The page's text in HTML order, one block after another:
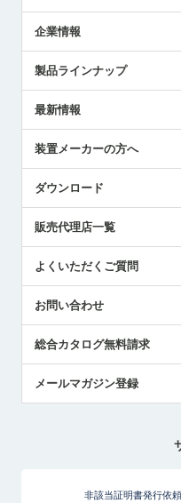
企業情報
ごあいさつ
受賞履歴
採用情報
国/地域/言語
製品ラインナップ
ツールセッタ製品
エアマイクロセンサ製品
最新情報
メトロールの技術
社員ブログ
中小企業のBCP地震対策
センサのテクニカルガイド
社長ブログ
装置メーカーの方へ
ダウンロード
販売代理店一覧
よくいただくご質問
お問い合わせ
総合カタログ無料請求
メールマガジン登録
非該当証明書発行依頼